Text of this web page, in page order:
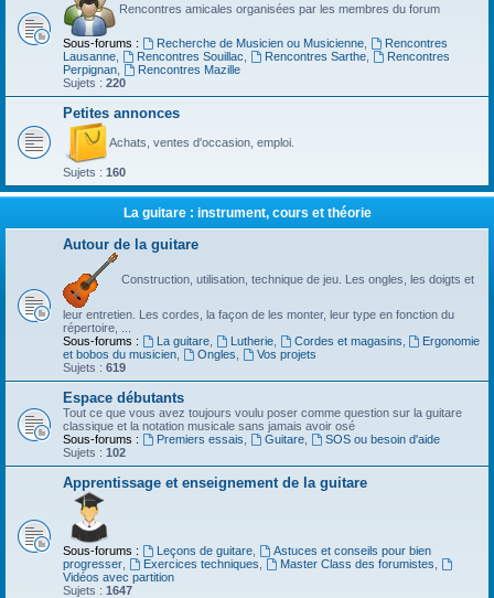
Rencontres amicales organisées par les membres du forum
Sous-forums : Recherche de Musicien ou Musicienne,
Rencontres
Lausanne
Rencontres Souillac Rencontres Sarthe,
Rencontres
Perpignan
Rencontres Mazille
Sujets : 220
Petites annonces
Achats, ventes d'occasion, emploi.
Sujets : 160
La guitare : instrument, cours et théorie
Autour de la guitare
Construction, utilisation, technique de jeu. Les ongles, les doigts et
leur entretien. Les cordes, la façon de les monter, leur type en fonction du
répertoire, ...
Sous-forums :
La guitare, Lutherie, Cordes et magasins
Ergonomie
et bobos du musicien
Ongles
Vos projets
Sujets : 619
Espace débutants
Tout ce que vous avez toujours voulu poser comme question sur la guitare
classique et la notation musicale sans jamais avoir osé
Sous-forums :
Premiers essais Guitare,
SOS ou besoin d'aide
Sujets : 102
Apprentissage et enseignement de la guitare
Sous-forums : Leçons de guitare,
Astuces et conseils pour bien
progresser
Exercices techniques Master Class des forumistes
Vidéos avec partition
Sujets : 1647